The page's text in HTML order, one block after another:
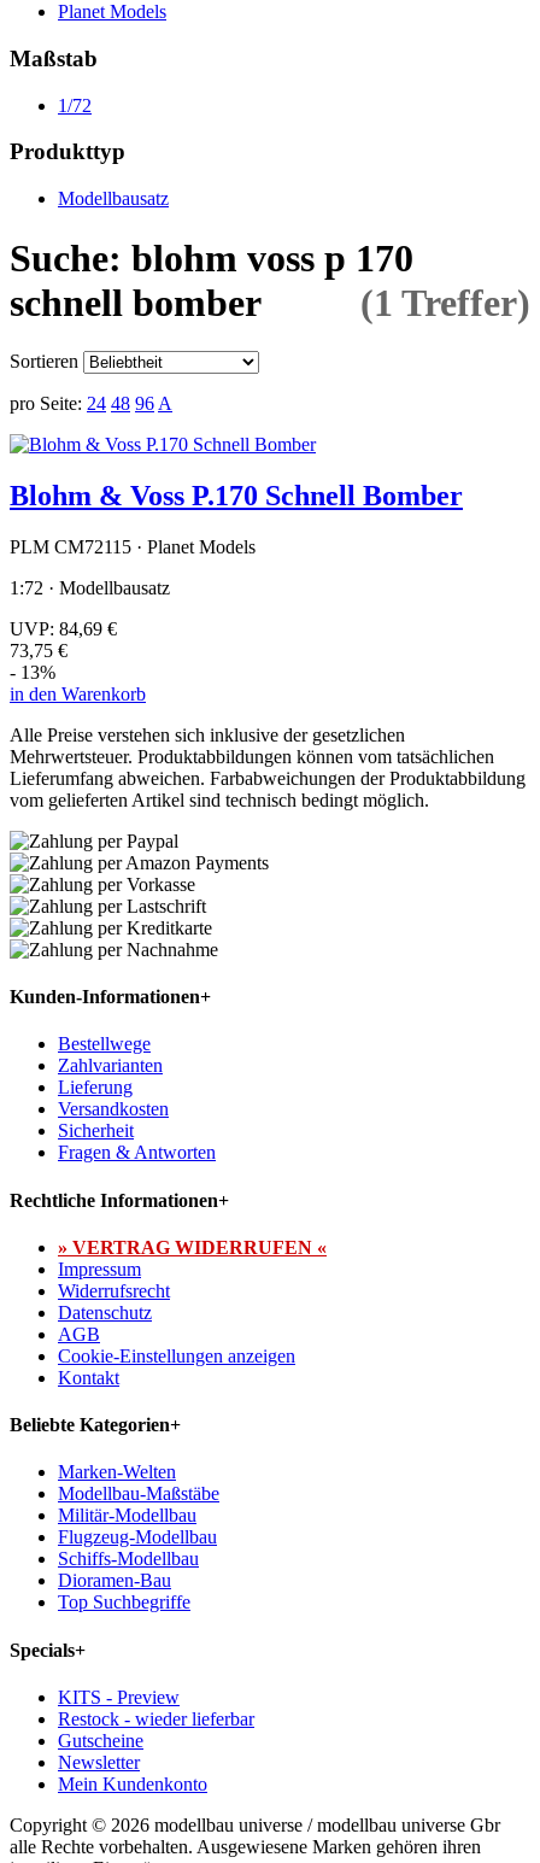
Planet Models
Maßstab
1/72
Produkttyp
Modellbausatz
Suche: blohm voss p 170
schnell bomber
(1 Treffer)
Sortieren
pro Seite: 24 48 96 A
Blohm & Voss P.170 Schnell Bomber
PLM CM72115 · Planet Models
1:72 · Modellbausatz
UVP: 84,69 €
73,75 €
- 13%
in den Warenkorb
Alle Preise verstehen sich inklusive der gesetzlichen
Mehrwertsteuer. Produktabbildungen können vom tatsächlichen
Lieferumfang abweichen. Farbabweichungen der Produktabbildung
vom gelieferten Artikel sind technisch bedingt möglich.
Kunden-Informationen+
Bestellwege
Zahlvarianten
Lieferung
Versandkosten
Sicherheit
Fragen & Antworten
Rechtliche Informationen+
» VERTRAG WIDERRUFEN «
Impressum
Widerrufsrecht
Datenschutz
AGB
Cookie-Einstellungen anzeigen
Kontakt
Beliebte Kategorien+
Marken-Welten
Modellbau-Maßstäbe
Militär-Modellbau
Flugzeug-Modellbau
Schiffs-Modellbau
Dioramen-Bau
Top Suchbegriffe
Specials+
KITS - Preview
Restock - wieder lieferbar
Gutscheine
Newsletter
Mein Kundenkonto
Copyright © 2026 modellbau universe / modellbau universe Gbr
alle Rechte vorbehalten. Ausgewiesene Marken gehören ihren